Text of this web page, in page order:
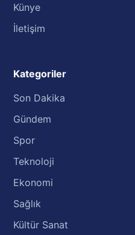
Künye
İletişim
Kategoriler
Son Dakika
Gündem
Spor
Teknoloji
Ekonomi
Sağlık
Kültür Sanat